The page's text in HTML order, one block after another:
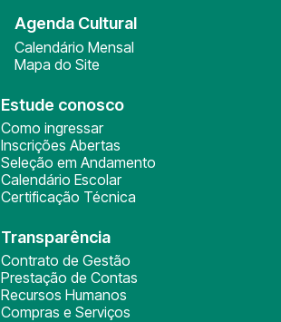
Agenda Cultural
Calendário Mensal
Mapa do Site
Estude conosco
Como ingressar
Inscrições Abertas
Seleção em Andamento
Calendário Escolar
Certificação Técnica
Transparência
Contrato de Gestão
Prestação de Contas
Recursos Humanos
Compras e Serviços